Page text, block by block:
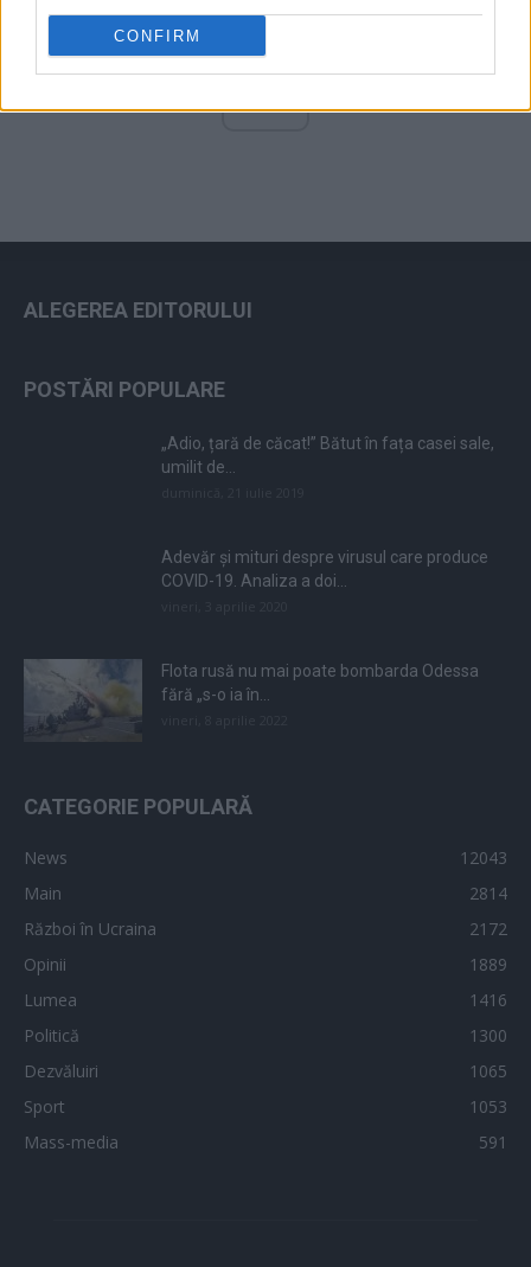
CONFIRM
ALEGEREA EDITORULUI
POSTĂRI POPULARE
„Adio, țară de căcat!” Bătut în fața casei sale,
umilit de...
Adevăr și mituri despre virusul care produce
COVID-19. Analiza a doi...
Flota rusă nu mai poate bombarda Odessa
fără „s-o ia în...
CATEGORIE POPULARĂ
News
12043
Main
2814
Război în Ucraina
2172
Opinii
1889
Lumea
1416
Politică
1300
Dezvăluiri
1065
Sport
1053
Mass-media
591